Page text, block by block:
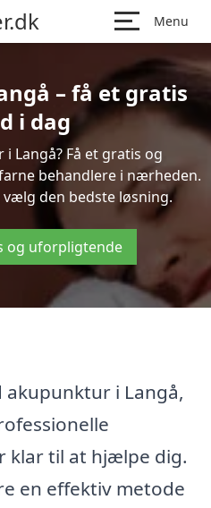
Menu
– få et gratis
i dag
Langå? Få et gratis og
behandlere i nærheden.
den bedste løsning.
og uforpligtende
i Langå,
klar til at hjælpe dig.
en effektiv metode